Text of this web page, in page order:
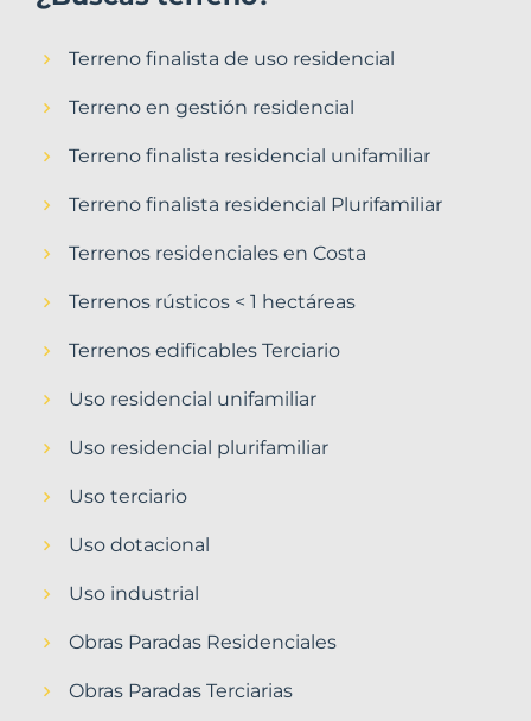
Terreno finalista de uso residencial
Terreno en gestión residencial
Terreno finalista residencial unifamiliar
Terreno finalista residencial Plurifamiliar
Terrenos residenciales en Costa
Terrenos rústicos < 1 hectáreas
Terrenos edificables Terciario
Uso residencial unifamiliar
Uso residencial plurifamiliar
Uso terciario
Uso dotacional
Uso industrial
Obras Paradas Residenciales
Obras Paradas Terciarias